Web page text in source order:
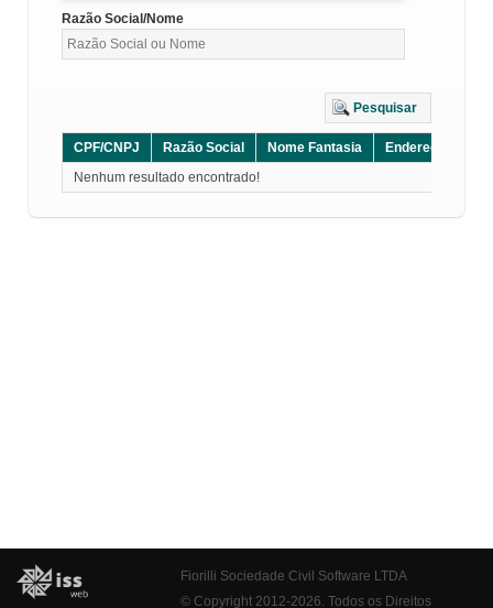
Razão Social/Nome
Pesquisar
CPF/CNPJ Razão Social Nome Fantasia Endereço
Nenhum resultado encontrado!
Fiorilli Sociedade Civil Software LTDA
© Copyright 2012-2026. Todos os Direitos